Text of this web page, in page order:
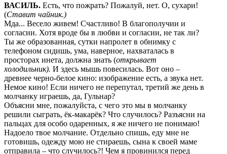
ВАСИЛЬ. Есть, что пожрать? Пожалуй, нет. О, сухари!
(Ставит чайник.)
Мда... Весело живем! Счастливо! В благополучии и
согласии. Хотя вроде бы в любви и согласии, не так ли?
Ты же образованная, сутки напролет в обнимку с
телефоном сидишь, ума, наверное, нахваталась в
просторах инета, должна знать (открывает
холодильник). И здесь мышь повесилась. Вот оно –
древнее черно-белое кино: изображение есть, а звука нет.
Немое кино! Если ничего не перепутал, третий же день в
молчанку играешь, да, Гульнар?
Объясни мне, пожалуйста, с чего это мы в молчанку
решили сыграть, ёк-макарёк? Что случилось? Разъясни на
пальцах для особо одаренных, я же ничего не понимаю!
Надоело твое молчание. Отдельно спишь, еду мне не
готовишь, одежду мою не стираешь, сына к своей маме
отправила – что случилось?! Чем я провинился перед